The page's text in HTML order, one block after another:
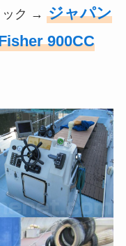
ック → ジャパン
900CC